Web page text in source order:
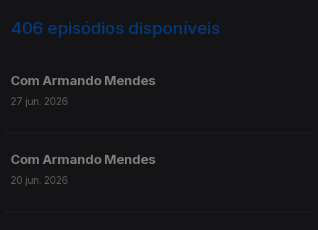
406 episódios disponíveis
Com Armando Mendes
27 jun. 2026
Com Armando Mendes
20 jun. 2026